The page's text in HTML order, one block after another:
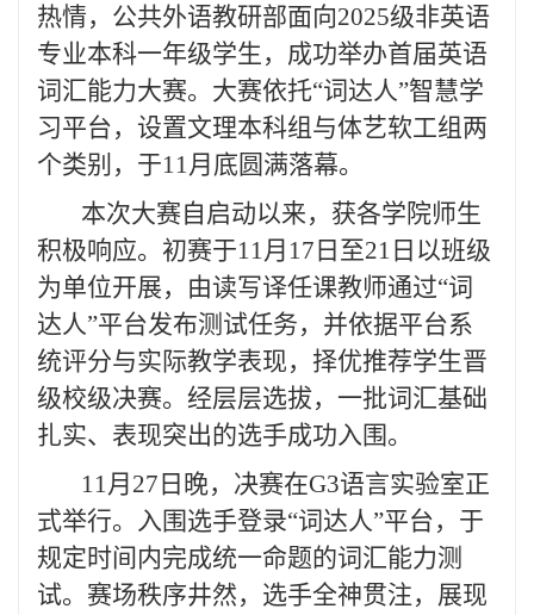
热情，公共外语教研部面向2025级非英语
专业本科一年级学生，成功举办首届英语
词汇能力大赛。大赛依托“词达人”智慧学
习平台，设置文理本科组与体艺软工组两
个类别，于11月底圆满落幕。
本次大赛自启动以来，获各学院师生
积极响应。初赛于11月17日至21日以班级
为单位开展，由读写译任课教师通过“词
达人”平台发布测试任务，并依据平台系
统评分与实际教学表现，择优推荐学生晋
级校级决赛。经层层选拔，一批词汇基础
扎实、表现突出的选手成功入围。
11月27日晚，决赛在G3语言实验室正
式举行。入围选手登录“词达人”平台，于
规定时间内完成统一命题的词汇能力测
试。赛场秩序井然，选手全神贯注，展现